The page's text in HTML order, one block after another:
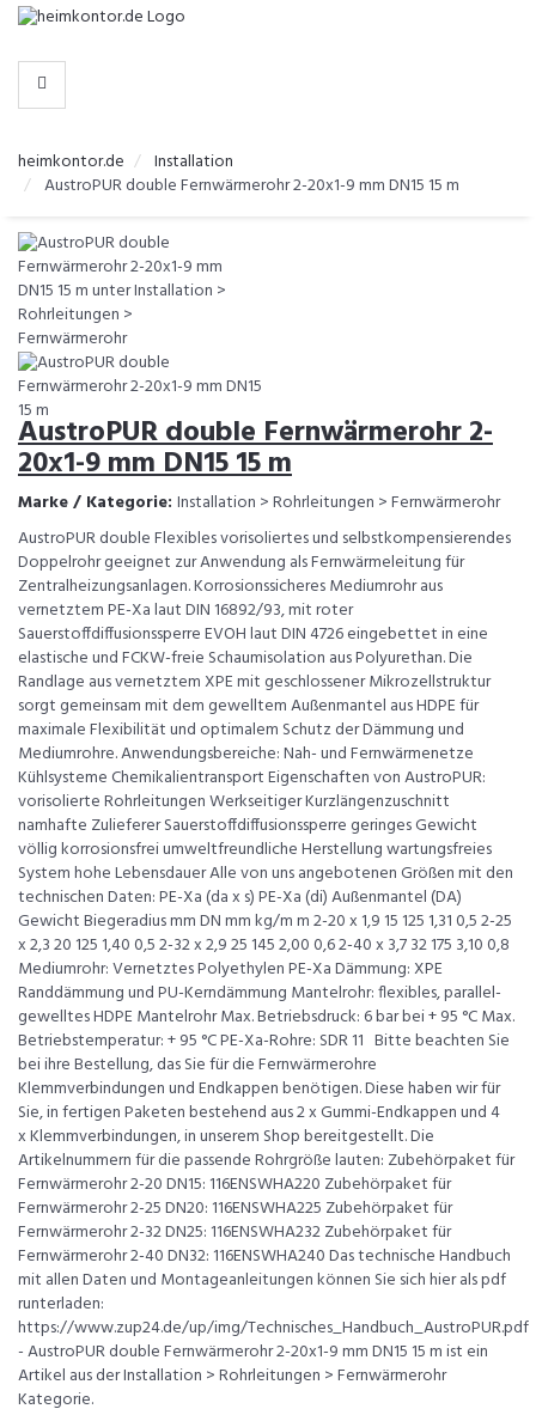
-
KATEGORIEN
heimkontor.de
Installation
AustroPUR double Fernwärmerohr 2-20x1-9 mm DN15 15 m
AustroPUR double Fernwärmerohr 2-
20x1-9 mm DN15 15 m
Marke / Kategorie: Installation > Rohrleitungen > Fernwärmerohr
AustroPUR double Flexibles vorisoliertes und selbstkompensierendes
Doppelrohr geeignet zur Anwendung als Fernwärmeleitung für
Zentralheizungsanlagen. Korrosionssicheres Mediumrohr aus
vernetztem PE-Xa laut DIN 16892/93, mit roter
Sauerstoffdiffusionssperre EVOH laut DIN 4726 eingebettet in eine
elastische und FCKW-freie Schaumisolation aus Polyurethan. Die
Randlage aus vernetztem XPE mit geschlossener Mikrozellstruktur
sorgt gemeinsam mit dem gewelltem Außenmantel aus HDPE für
maximale Flexibilität und optimalem Schutz der Dämmung und
Mediumrohre. Anwendungsbereiche: Nah- und Fernwärmenetze
Kühlsysteme Chemikalientransport Eigenschaften von AustroPUR:
vorisolierte Rohrleitungen Werkseitiger Kurzlängenzuschnitt
namhafte Zulieferer Sauerstoffdiffusionssperre geringes Gewicht
völlig korrosionsfrei umweltfreundliche Herstellung wartungsfreies
System hohe Lebensdauer Alle von uns angebotenen Größen mit den
technischen Daten: PE-Xa (da x s) PE-Xa (di) Außenmantel (DA)
Gewicht Biegeradius mm DN mm kg/m m 2-20 x 1,9 15 125 1,31 0,5 2-25
x 2,3 20 125 1,40 0,5 2-32 x 2,9 25 145 2,00 0,6 2-40 x 3,7 32 175 3,10 0,8
Mediumrohr: Vernetztes Polyethylen PE-Xa Dämmung: XPE
Randdämmung und PU-Kerndämmung Mantelrohr: flexibles, parallel-
gewelltes HDPE Mantelrohr Max. Betriebsdruck: 6 bar bei + 95 °C Max.
Betriebstemperatur: + 95 °C PE-Xa-Rohre: SDR 11 Bitte beachten Sie
bei ihre Bestellung, das Sie für die Fernwärmerohre
Klemmverbindungen und Endkappen benötigen. Diese haben wir für
Sie, in fertigen Paketen bestehend aus 2 x Gummi-Endkappen und 4
x Klemmverbindungen, in unserem Shop bereitgestellt. Die
Artikelnummern für die passende Rohrgröße lauten: Zubehörpaket für
Fernwärmerohr 2-20 DN15: 116ENSWHA220 Zubehörpaket für
Fernwärmerohr 2-25 DN20: 116ENSWHA225 Zubehörpaket für
Fernwärmerohr 2-32 DN25: 116ENSWHA232 Zubehörpaket für
Fernwärmerohr 2-40 DN32: 116ENSWHA240 Das technische Handbuch
mit allen Daten und Montageanleitungen können Sie sich hier als pdf
runterladen:
https://www.zup24.de/up/img/Technisches_Handbuch_AustroPUR.pdf
- AustroPUR double Fernwärmerohr 2-20x1-9 mm DN15 15 m ist ein
Artikel aus der Installation > Rohrleitungen > Fernwärmerohr
Kategorie.